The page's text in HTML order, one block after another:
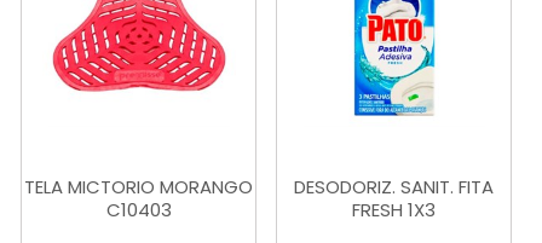
TELA MICTORIO MORANGO
C10403
DESODORIZ. SANIT. FITA
FRESH 1X3